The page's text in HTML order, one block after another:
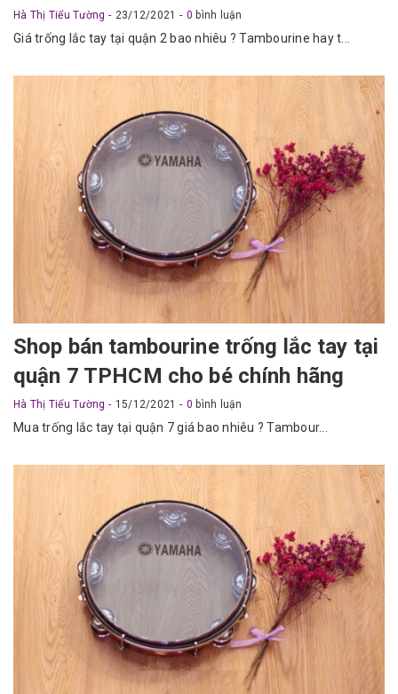
Hà Thị Tiểu Tường 23/12/2021 0 bình luận
Giá trống lắc tay tại quận 2 bao nhiêu ? Tambourine hay t...
Shop bán tambourine trống lắc tay tại
quận 7 TPHCM cho bé chính hãng
Hà Thị Tiểu Tường 15/12/2021 0 bình luận
Mua trống lắc tay tại quận 7 giá bao nhiêu ? Tambour...